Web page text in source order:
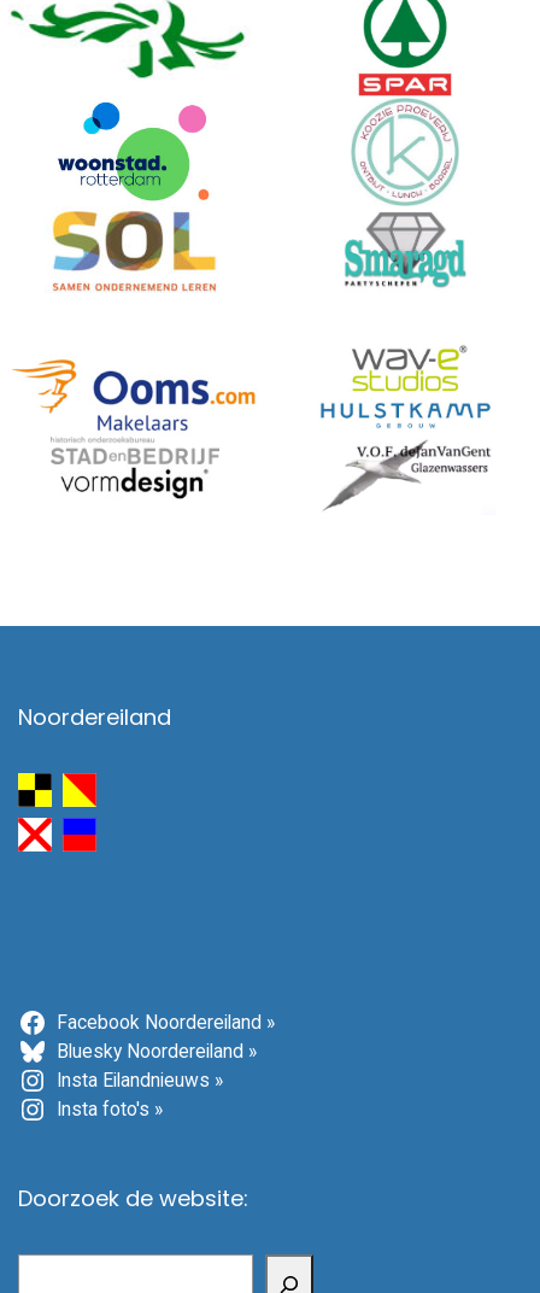
Noordereiland
Facebook Noordereiland »
Bluesky Noordereiland »
Insta Eilandnieuws »
Insta foto's »
Doorzoek de website: